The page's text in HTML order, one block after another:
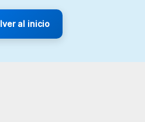
al inicio